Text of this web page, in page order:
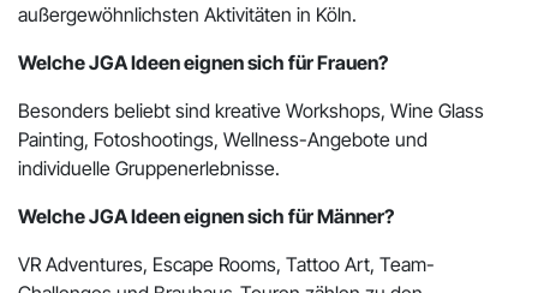
außergewöhnlichsten Aktivitäten in Köln.
Welche JGA Ideen eignen sich für Frauen?
Besonders beliebt sind kreative Workshops, Wine Glass
Painting, Fotoshootings, Wellness-Angebote und
individuelle Gruppenerlebnisse.
Welche JGA Ideen eignen sich für Männer?
VR Adventures, Escape Rooms, Tattoo Art, Team-